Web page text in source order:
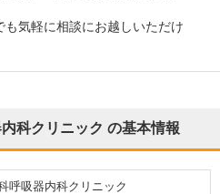
気軽に相談にお越しいただけ
科クリニック の基本情報
呼吸器内科クリニック